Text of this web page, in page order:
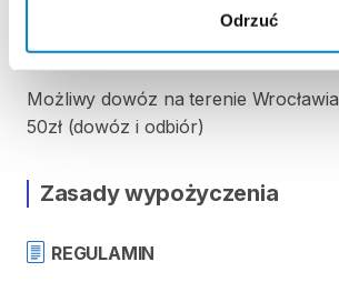
Odrzuć
Możliwy dowóz na terenie Wrocławia
50zł (dowóz i odbiór)
Zasady wypożyczenia
REGULAMIN